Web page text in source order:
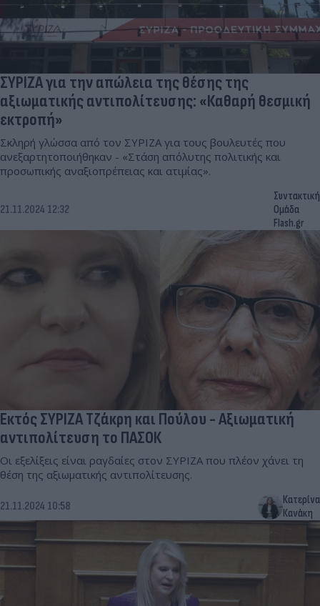
ΣΥΡΙΖΑ για την απώλεια της θέσης της
αξιωματικής αντιπολίτευσης: «Καθαρή θεσμική
εκτροπή»
Σκληρή γλώσσα από τον ΣΥΡΙΖΑ για τους βουλευτές που
ανεξαρτητοποιήθηκαν - «Στάση απόλυτης πολιτικής και
προσωπικής αναξιοπρέπειας και ατιμίας».
21.11.2024 12:32
Συντακτική
Ομάδα
Flash.gr
Εκτός ΣΥΡΙΖΑ Τζάκρη και Πούλου - Αξιωματική
αντιπολίτευση το ΠΑΣΟΚ
Οι εξελίξεις είναι ραγδαίες στον ΣΥΡΙΖΑ που πλέον χάνει τη
θέση της αξιωματικής αντιπολίτευσης.
21.11.2024 10:58
Κατερίνα
Κανάκη